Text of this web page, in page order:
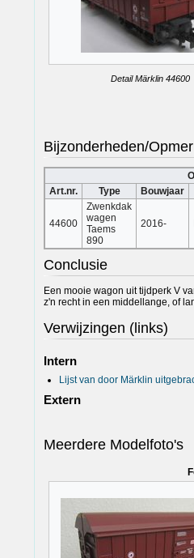
Detail Märklin 44600
Bijzonderheden/
Art.nr.
Type Bouwjaar
44600
Zwenkdak
wagen
Taems
890
2016-
Conclusie
Een mooie wagon uit tijdperk V
z'n recht in een middellange, of
Verwijzingen (links)
Intern
Lijst van door Märklin
Extern
Meerdere Modelfoto's